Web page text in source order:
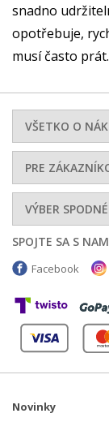
snadno
opotřebuje,
musí často prát.
VŠETKO O
PRE
VÝBER
SPOJTE SA S
Facebook
Novinky